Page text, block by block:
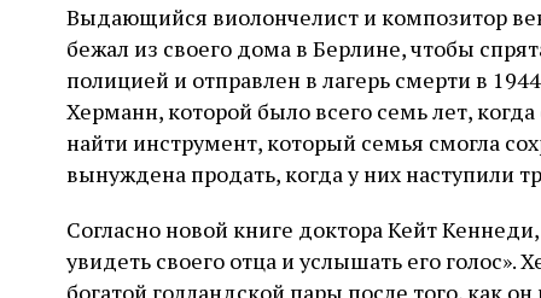
Выдающийся виолончелист и композитор
бежал из своего дома в Берлине, чтобы
полицией и отправлен в лагерь смерти в
Херманн, которой было всего семь лет,
найти инструмент, который семья смогла
вынуждена продать, когда у них наступили
Согласно новой книге доктора Кейт
увидеть своего отца и услышать его голос».
узников
Cжигая
не только
культу
соседних
каждый
Стивен Вейцман рассказывает о том, как
начиная с древности и вплоть до недавней
истории Голливуда люди истолковывали,
воображали в подробностях, изображали в
художественных произведениях,
переосмысляли и подгоняли под свои
политические цели череду Б‑жьих кар,
которые обрушились на Египет под властью
2 августа Книжный разговор Стюарт
Силаковой
не
одно
6